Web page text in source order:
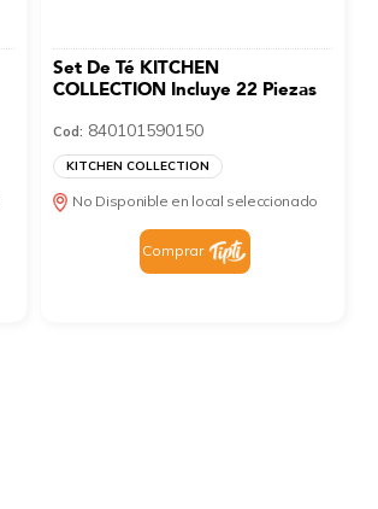
Set De Té KITCHEN
COLLECTION Incluye 22 Piezas
Cod: 840101590150
KITCHEN COLLECTION
No Disponible en local seleccionado
Comprar